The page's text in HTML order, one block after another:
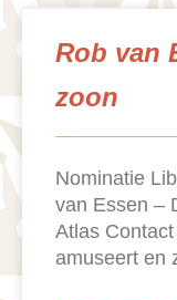
Rob van
zoon
Nominatie
van Essen –
Atlas
amuseert en